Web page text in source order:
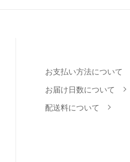
お支払い方法について
お届け日数について
配送料について